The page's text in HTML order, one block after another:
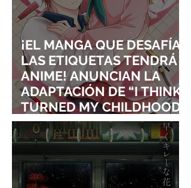
¡EL MANGA QUE DESAFÍA
LAS ETIQUETAS TENDRÁ
ANIME! ANUNCIAN LA
ADAPTACIÓN DE “I THINK I
TURNED MY CHILDHOOD
FRIEND INTO A GIRL”